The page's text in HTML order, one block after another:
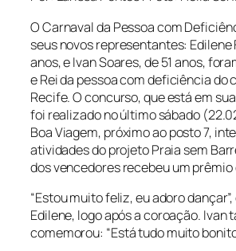
O Carnaval da Pessoa com
seus novos representantes: Edilene
anos, e Ivan Soares, de 51 anos,
e Rei da pessoa com deficiência do
Recife. O concurso, que está em
foi realizado no último sábado
Boa Viagem, próximo ao posto 7,
atividades do projeto Praia sem
dos vencedores recebeu um prêmio
“Estou muito feliz, eu adoro
Edilene, logo após a coroação. Ivan
comemorou: “Está tudo muito